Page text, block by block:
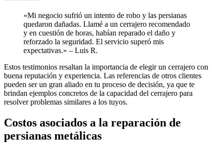
«Mi negocio sufrió un intento de robo y las persianas
quedaron dañadas. Llamé a un cerrajero recomendado
y en cuestión de horas, habían reparado el daño y
reforzado la seguridad. El servicio superó mis
expectativas.» – Luis R.
Estos testimonios resaltan la importancia de elegir un cerrajero con
buena reputación y experiencia. Las referencias de otros clientes
pueden ser un gran aliado en tu proceso de decisión, ya que te
brindan ejemplos concretos de la capacidad del cerrajero para
resolver problemas similares a los tuyos.
Costos asociados a la reparación de
persianas metálicas